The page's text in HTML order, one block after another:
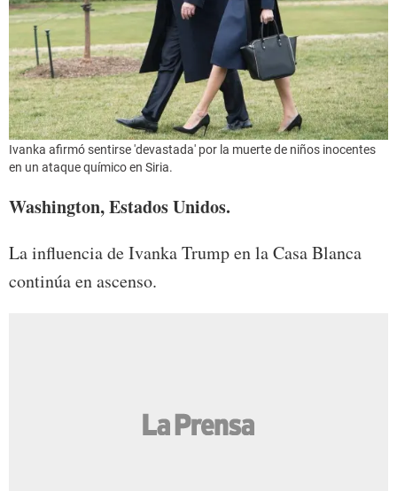
Ivanka afirmó sentirse 'devastada' por la muerte de niños inocentes
en un ataque químico en Siria.
Washington, Estados Unidos.
La influencia de Ivanka Trump en la Casa Blanca
continúa en ascenso.